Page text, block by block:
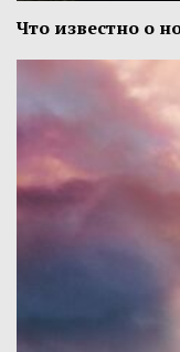
Что известно о